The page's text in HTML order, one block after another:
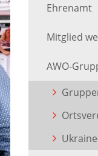
Ehrenamt
Mitglied
AWO-